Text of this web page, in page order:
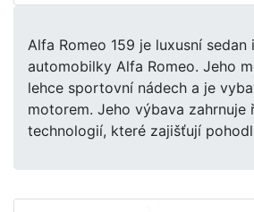
Alfa Romeo 159 je luxusní sedan
automobilky Alfa Romeo. Jeho
lehce sportovní nádech a je
motorem. Jeho výbava zahrnuje
technologií, které zajišťují